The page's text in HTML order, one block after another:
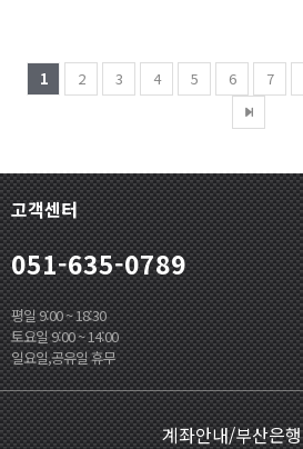
1 2 3 4 5 6 7
고객센터
051-635-0789
평일 9:00 ~ 18:30
토요일 9:00 ~ 14:00
일요일,공유일 휴무
계좌안내/부산은행